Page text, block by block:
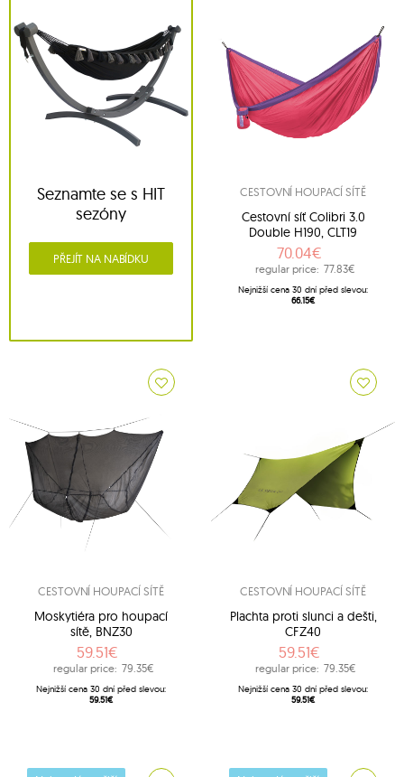
Seznamte se s HIT
sezóny
PŘEJÍT NA NABÍDKU
CESTOVNÍ HOUPACÍ SÍTĚ
Cestovní síť Colibri 3.0
Double H190, CLT19
70.04€
regular price: 77.83€
Nejnižší cena 30 dní před slevou:
66.15€
CESTOVNÍ HOUPACÍ SÍTĚ
Moskytiéra pro houpací
sítě, BNZ30
59.51€
regular price: 79.35€
Nejnižší cena 30 dní před slevou:
59.51€
CESTOVNÍ HOUPACÍ SÍTĚ
Plachta proti slunci a dešti,
CFZ40
59.51€
regular price: 79.35€
Nejnižší cena 30 dní před slevou:
59.51€